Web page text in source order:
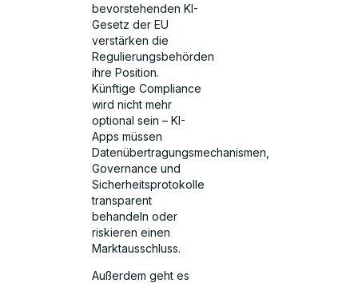
bevorstehenden KI-
Gesetz der EU
verstärken die
Regulierungsbehörden
ihre Position.
Künftige Compliance
wird nicht mehr
optional sein – KI-
Apps müssen
Datenübertragungsmechanismen,
Governance und
Sicherheitsprotokolle
transparent
behandeln oder
riskieren einen
Marktausschluss.
Außerdem geht es